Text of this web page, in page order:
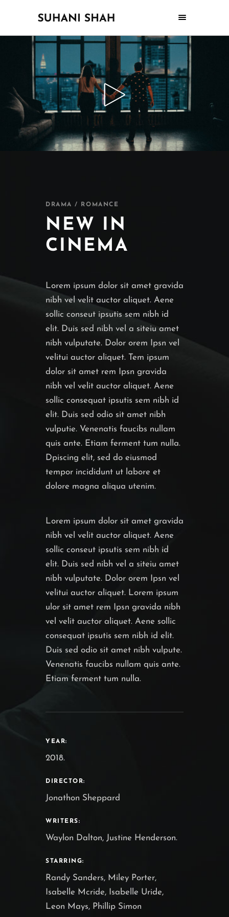
DRAMA / ROMANCE
NEW IN
CINEMA
Lorem ipsum dolor sit amet gravida
nibh vel velit auctor aliquet. Aene
sollic conseut ipsutis sem nibh id
elit. Duis sed nibh vel a siteiu amet
nibh vulputate. Dolor orem Ipsn vel
velitui auctor aliquet. Tem ipsum
dolor sit amet rem Ipsn gravida
nibh vel velit auctor aliquet. Aene
sollic consequat ipsutis sem nibh id
elit. Duis sed odio sit amet nibh
vulputie. Venenatis faucibs nullam
quis ante. Etiam ferment tum nulla.
Dpiscing elit, sed do eiusmod
tempor incididunt ut labore et
dolore magna aliqua utenim.
Lorem ipsum dolor sit amet gravida
nibh vel velit auctor aliquet. Aene
sollic conseut ipsutis sem nibh id
elit. Duis sed nibh vel a siteiu amet
nibh vulputate. Dolor orem Ipsn vel
velitui auctor aliquet. Lorem ipsum
ulor sit amet rem Ipsn gravida nibh
vel velit auctor aliquet. Aene sollic
consequat ipsutis sem nibh id elit.
Duis sed odio sit amet nibh vulpute.
Venenatis faucibs nullam quis ante.
Etiam ferment tum nulla.
YEAR:
2018.
DIRECTOR:
Jonathon Sheppard
WRITERS:
Waylon Dalton, Justine Henderson.
STARRING:
Randy Sanders, Miley Porter,
Isabelle Mcride, Isabelle Uride,
Leon Mays, Phillip Simon